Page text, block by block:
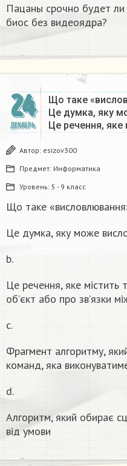
Пацаны срочно будет ли
биос без видеоядра?​
24
ДЕКАБРЬ
Що таке
Це думка, яку
Це речення, яке
Автор: esizov300
Предмет: Информатика
Уровень: 5 - 9 класс
Що таке
Це думка, яку може
b.
Це речення, яке містить
об’єкт або про зв’язки
c.
Фрагмент алгоритму,
команд, яка
d.
Алгоритм, який обирає
від умови